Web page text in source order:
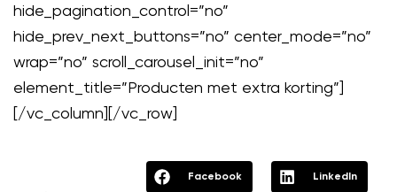
hide_pagination_control=”no”
hide_prev_next_buttons=”no” center_mode=”no”
wrap=”no” scroll_carousel_init=”no”
element_title=”Producten met extra korting”]
[/vc_column][/vc_row]
Facebook LinkedIn